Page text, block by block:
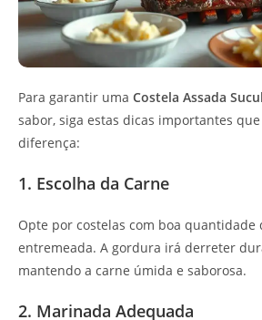
Para garantir uma Costela Assada
sabor, siga estas dicas importantes
diferença:
1. Escolha da Carne
Opte por costelas com boa quantidade
entremeada. A gordura irá derreter
mantendo a carne úmida e saborosa.
2. Marinada Adequada